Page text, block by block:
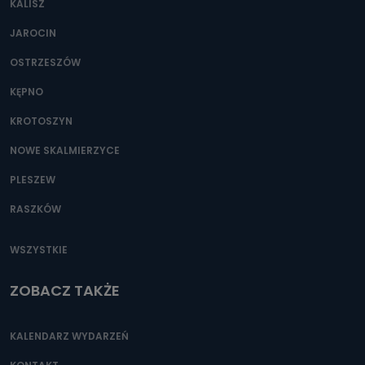
Można to zrobić pod numerem telefonu 62 735-51-05 lub
KALISZ
JAROCIN
OSTRZESZÓW
KĘPNO
KROTOSZYN
NOWE SKALMIERZYCE
PLESZEW
RASZKÓW
WSZYSTKIE
ZOBACZ TAKŻE
KALENDARZ WYDARZEŃ